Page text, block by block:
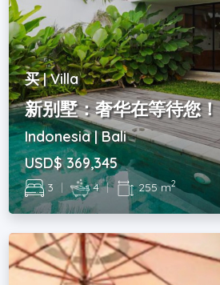
买 | Villa
新别墅：奢华在等待您！
Indonesia | Bali
USD$ 369,345
3 | 4 | 255 m2